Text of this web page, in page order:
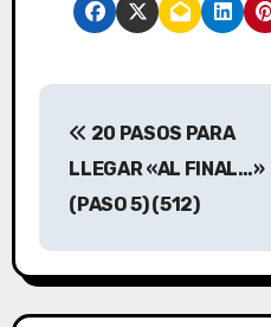
N
e
g
20 PASOS PARA
LLEGAR «AL FINAL…»
(PASO 5) (512)